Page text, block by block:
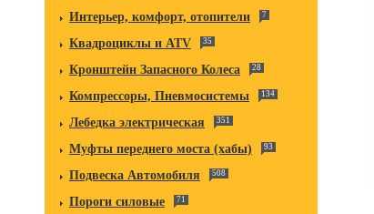
Интерьер, комфорт, отопители 7
Квадроциклы и ATV 35
Кронштейн Запасного Колеса 28
Компрессоры, Пневмосистемы 134
Лебедка электрическая 351
Муфты переднего моста (хабы) 93
Подвеска Автомобиля 508
Пороги силовые 71